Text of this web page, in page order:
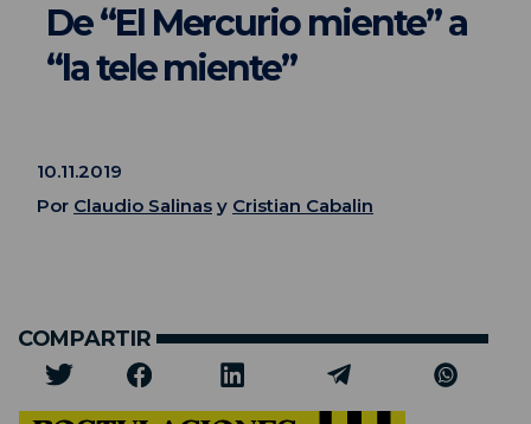
De “El Mercurio miente” a
“la tele miente”
10.11.2019
Por Claudio Salinas y Cristian Cabalin
COMPARTIR